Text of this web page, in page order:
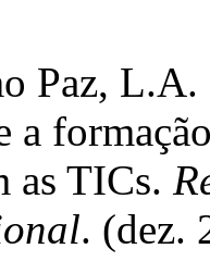
Paz,
a
as TICs.
. (dez.